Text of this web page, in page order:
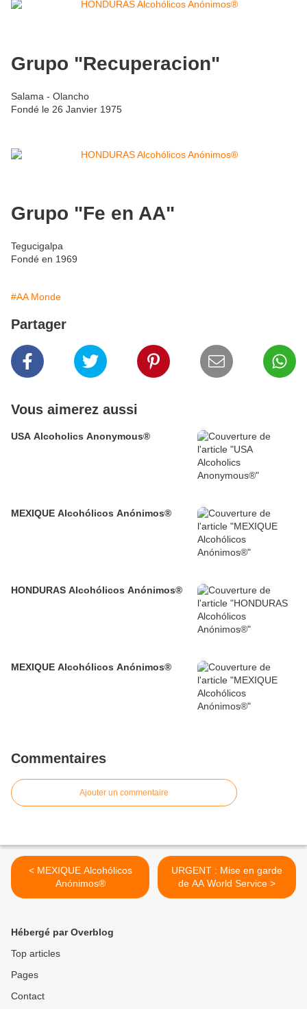
Grupo "Recuperacion"
Salama - Olancho
Fondé le 26 Janvier 1975
Grupo "Fe en AA"
Tegucigalpa
Fondé en 1969
#AA Monde
Partager
Vous aimerez aussi
USA Alcoholics Anonymous®
MEXIQUE Alcohólicos Anónimos®
HONDURAS Alcohólicos Anónimos®
MEXIQUE Alcohólicos Anónimos®
Commentaires
Ajouter un commentaire
< MEXIQUE Alcohólicos
Anónimos®
URGENT : Mise en garde
de AA World Service >
Hébergé par Overblog
Top articles
Pages
Contact